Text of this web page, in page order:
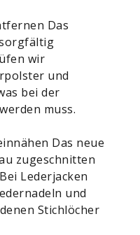
Das
wir
und
bei der
muss.
Das neue
zugeschnitten
Lederjacken
und
Stichlöcher